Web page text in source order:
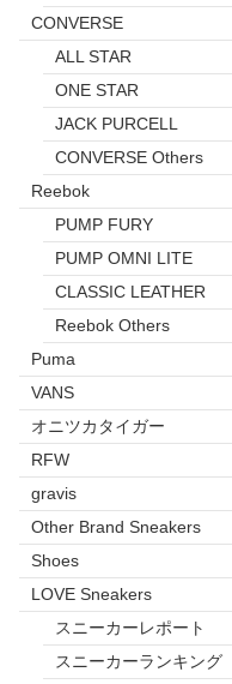
CONVERSE
ALL STAR
ONE STAR
JACK PURCELL
CONVERSE Others
Reebok
PUMP FURY
PUMP OMNI LITE
CLASSIC LEATHER
Reebok Others
Puma
VANS
オニツカタイガー
RFW
gravis
Other Brand Sneakers
Shoes
LOVE Sneakers
スニーカーレポート
スニーカーランキング